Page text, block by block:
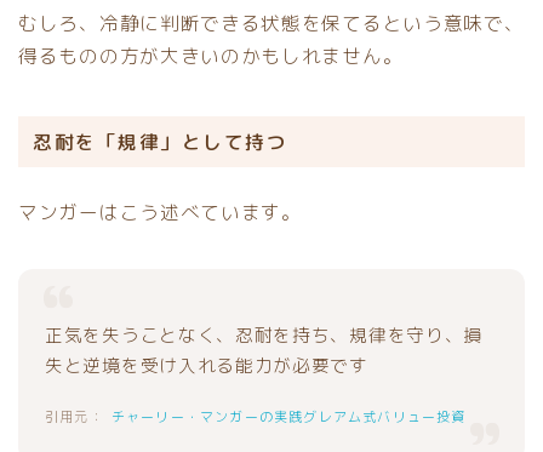
むしろ、冷静に判断できる状態を保てるという意味で、
得るものの方が大きいのかもしれません。
忍耐を「規律」として持つ
マンガーはこう述べています。
正気を失うことなく、忍耐を持ち、規律を守り、損
失と逆境を受け入れる能力が必要です
チャーリー・マンガーの実践グレアム式バリュー投資